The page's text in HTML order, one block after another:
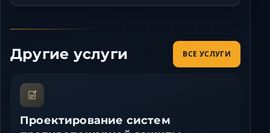
Другие услуги ВСЕ УСЛУГИ
Проектирование систем